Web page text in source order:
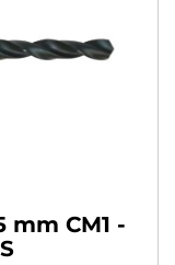
mm CM1 -